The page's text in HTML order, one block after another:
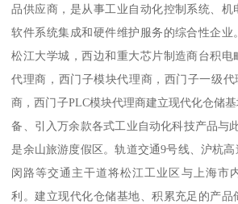
品供应商，是从事工业自动化控制系统、机
软件系统集成和硬件维护服务的综合性企业
松江大学城，西边和重大芯片制造商台积电
代理商，西门子模块代理商，西门子一级代
商，西门子PLC模块代理商建立现代化仓储
备、引入万余款各式工业自动化科技产品与
是余山旅游度假区。轨道交通9号线、沪杭
闵路等交通主干道将松江工业区与上海市
利。建立现代化仓储基地、积累充足的产品